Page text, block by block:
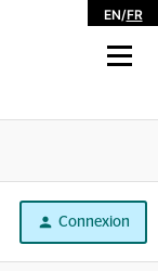
EN/FR
Connexion